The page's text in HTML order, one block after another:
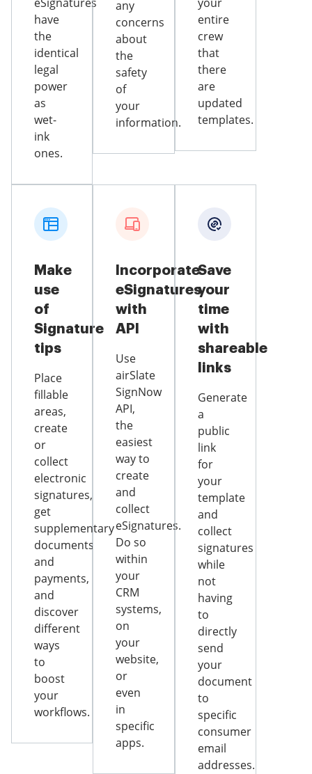
have
the
identical
legal
power
as
wet-
ink
ones.
any
concerns
about
the
safety
of
your
information.
entire
crew
that
there
are
updated
templates.
Make
use
of
Signature
tips
Place
fillable
areas,
create
or
collect
electronic
signatures,
get
supplementary
documents
and
payments,
and
discover
different
ways
to
boost
your
workflows.
Incorporate
eSignatures
with
API
Use
airSlate
SignNow
API,
the
easiest
way to
create
and
collect
eSignatures.
Do so
within
your
CRM
systems,
on
your
website,
or
even
in
specific
apps.
Save
your
time
with
shareable
links
Generate
a
public
link
for
your
template
and
collect
signatures
while
not
having
to
directly
send
your
document
to
specific
consumer
email
addresses.